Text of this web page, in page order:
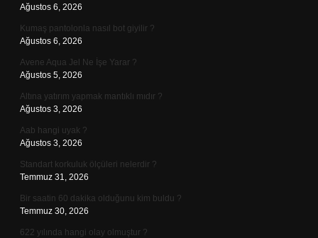
Ağustos 6, 2026
Kumaş pantolonla nasıl bot giyilir ?
Ağustos 6, 2026
Avene Aqua Jel Ne İşe Yarar ?
Ağustos 5, 2026
Altına yatırım yapmak mantıklı mıdır ?
Ağustos 3, 2026
Aab hangi uyak ?
Ağustos 3, 2026
Standart korkuluk ölçüleri nelerdir ?
Temmuz 31, 2026
Bir saatin 60 dakika olduğunu kim buldu ?
Temmuz 30, 2026
622 yılında hangi olay olmuştur ?